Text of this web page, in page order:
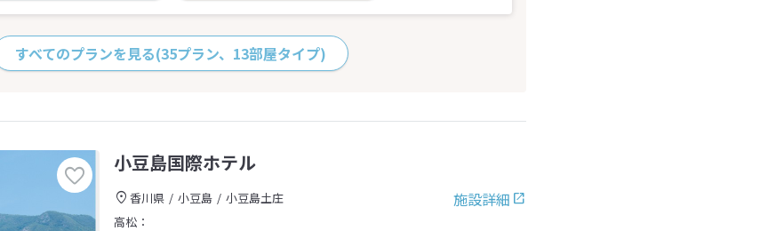
すべてのプランを見る(35プラン、13部屋タイプ)
小豆島国際ホテル
施設詳細
香川県 小豆島
小豆島土庄
高松：